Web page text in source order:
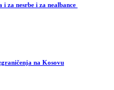
za nesrbe i za nealbance
na Kosovu